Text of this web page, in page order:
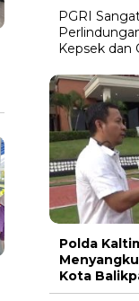
PGRI
Kepsek dan
Polda
Kota